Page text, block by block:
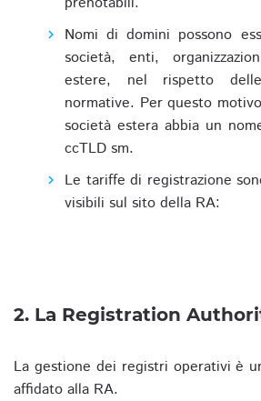
Nomi di domini possono
società, enti,
estere, nel rispetto
normative. Per questo
società estera abbia un
ccTLD sm.
Le tariffe di registrazione
visibili sul sito della RA:
2. La Registration
La gestione dei registri operativi è
affidato alla RA.